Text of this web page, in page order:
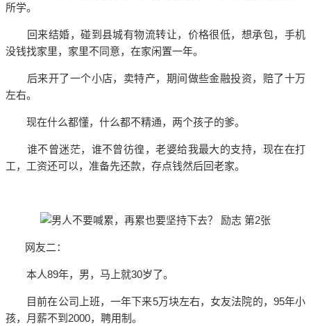
所学。
回来结婚，碰到县城有物流转让，价格很低，想承包，手机
没钱找家里，家里不同意，在家闲置一年。
后来开了一个小店，卖特产，期间做些金融投资，赔了十万
左右。
现在什么都懂，什么都不精通，两个孩子的爹。
谁不曾迷茫，谁不曾彷徨，老婆给我最大的支持，现在在打
工，工资还可以，准备先还款，存点钱然后回老家。
网友二：
本人89年，男，马上就30岁了。
目前在公司上班，一年下来5万块左右，女友法院的，95年小
孩，月薪不到2000，聘用制。